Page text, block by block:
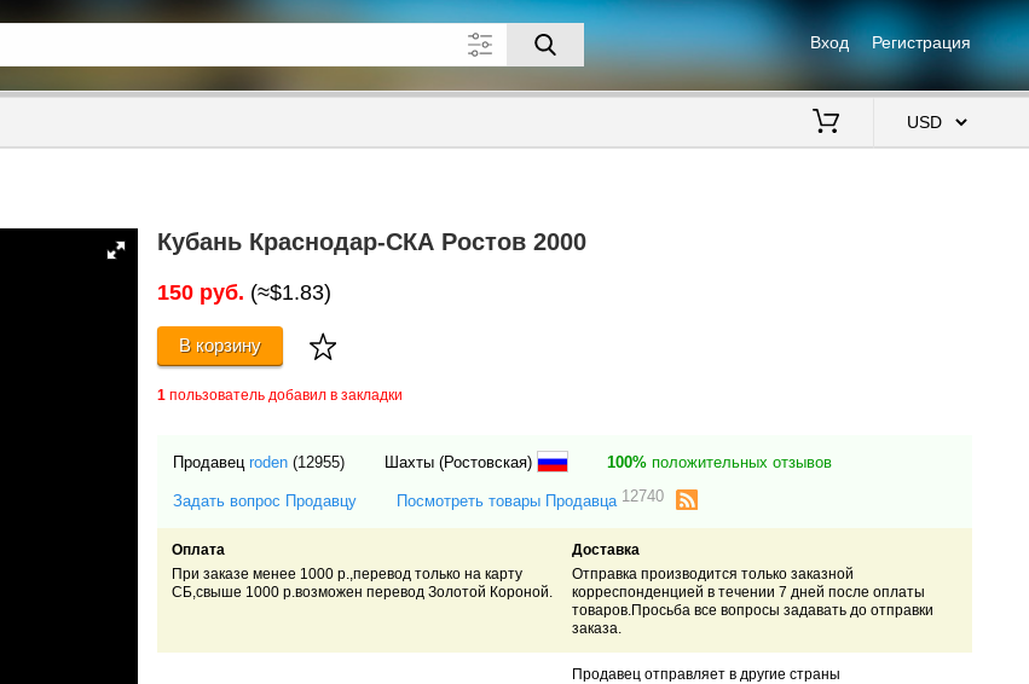
Вход Регистрация
Кубань Краснодар-СКА Ростов 2000
150 руб. (≈$1.83)
В корзину
1 пользователь добавил в закладки
Продавец roden (12955) Шахты (Ростовская) 100% положительных отзывов
Задать вопрос Продавцу Посмотреть товары Продавца 12740
Оплата
При заказе менее 1000 р.,перевод только на карту
СБ,свыше 1000 р.возможен перевод Золотой Короной.
Доставка
Отправка производится только заказной
корреспонденцией в течении 7 дней после оплаты
товаров.Просьба все вопросы задавать до отправки
заказа.
Продавец отправляет в другие страны